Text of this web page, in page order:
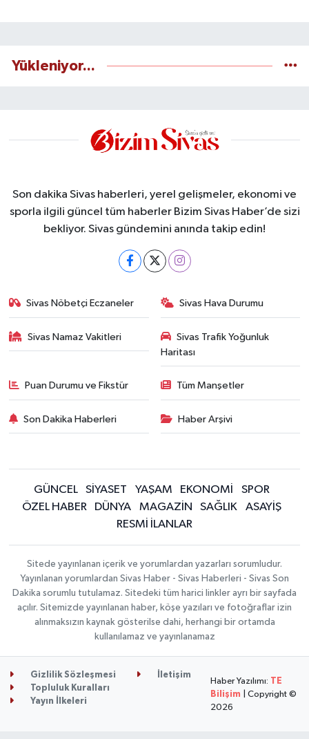
Yükleniyor...
Son dakika Sivas haberleri, yerel gelişmeler, ekonomi ve
sporla ilgili güncel tüm haberler Bizim Sivas Haber’de sizi
bekliyor. Sivas gündemini anında takip edin!
Sivas Nöbetçi Eczaneler Sivas Hava Durumu
Sivas Namaz Vakitleri
Sivas Trafik Yoğunluk
Haritası
Puan Durumu ve Fikstür Tüm Manşetler
Son Dakika Haberleri Haber Arşivi
GÜNCEL SİYASET YAŞAM EKONOMİ
SPOR
ÖZEL HABER
DÜNYA MAGAZİN SAĞLIK
ASAYİŞ
RESMİ İLANLAR
Sitede yayınlanan içerik ve yorumlardan yazarları sorumludur.
Yayınlanan yorumlardan Sivas Haber - Sivas Haberleri - Sivas Son
Dakika sorumlu tutulamaz. Sitedeki tüm harici linkler ayrı bir sayfada
açılır. Sitemizde yayınlanan haber, köşe yazıları ve fotoğraflar izin
alınmaksızın kaynak gösterilse dahi, herhangi bir ortamda
kullanılamaz ve yayınlanamaz
Gizlilik Sözleşmesi
İletişim
Topluluk Kuralları
Yayın İlkeleri
Haber Yazılımı: TE
Bilişim | Copyright ©
2026